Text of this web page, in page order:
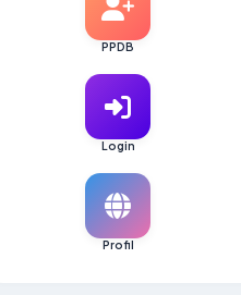
PPDB
Login
Profil